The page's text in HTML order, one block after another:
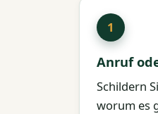
Anruf
Schildern
worum es